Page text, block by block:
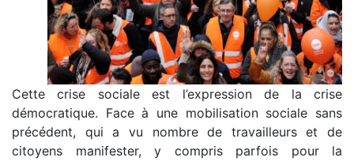
Cette crise sociale est l’expression de la crise
démocratique. Face à une mobilisation sociale sans
précédent, qui a vu nombre de travailleurs et de
citoyens manifester, y compris parfois pour la